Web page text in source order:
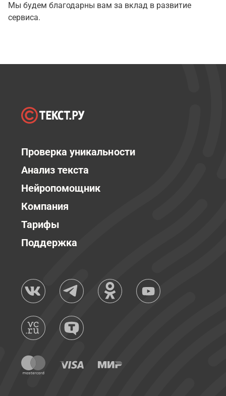
Мы будем благодарны вам за вклад в развитие
сервиса.
Проверка уникальности
Анализ текста
Нейропомощник
Компания
Тарифы
Поддержка